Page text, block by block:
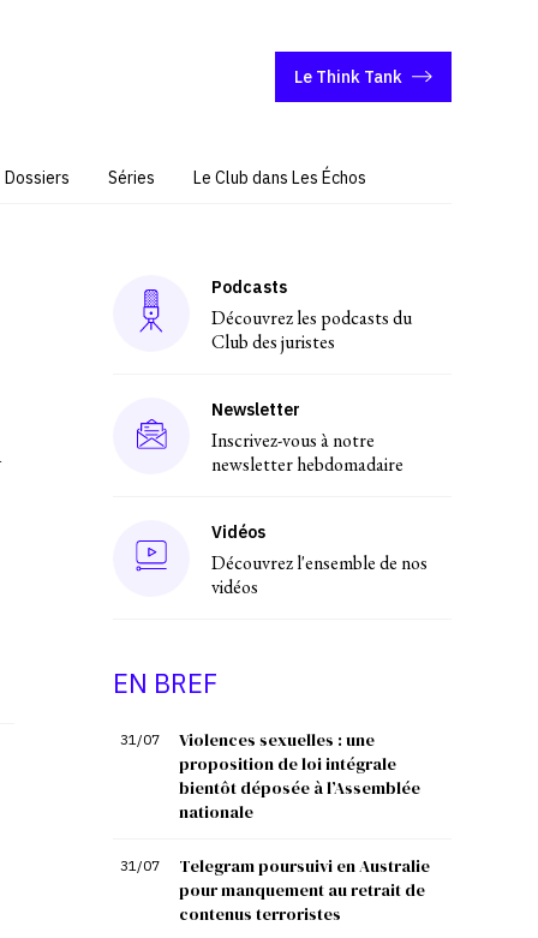
Le Think Tank
Dossiers Séries Le Club dans Les Échos
Podcasts
Découvrez les podcasts du
Club des juristes
Newsletter
Inscrivez-vous à notre
newsletter hebdomadaire
Vidéos
Découvrez l'ensemble de nos
vidéos
EN BREF
31/07
Violences sexuelles : une
proposition de loi intégrale
bientôt déposée à l’Assemblée
nationale
31/07
Telegram poursuivi en Australie
pour manquement au retrait de
contenus terroristes